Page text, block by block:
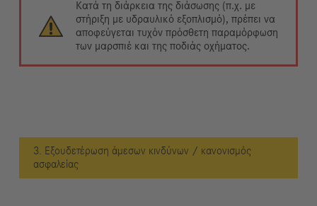
Κατά τη διάρκεια της διάσωσης (π.χ. με
στήριξη με υδραυλικό εξοπλισμό), πρέπει να
αποφεύγεται τυχόν πρόσθετη παραμόρφωση
των μαρσπιέ και της ποδιάς οχήματος.
3. Εξουδετέρωση άμεσων κινδύνων / κανονισμός
ασφαλείας